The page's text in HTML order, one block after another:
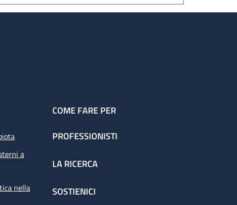
a
nella
COME FARE PER
PROFESSIONISTI
LA RICERCA
SOSTIENICI